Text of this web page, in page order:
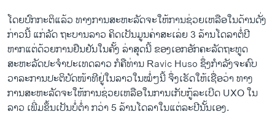
ໂດຍ​ປົກກະຕິ​ແລ້ວ ທາງ​ການ​ສະຫະລັດ​ຈະ​ໃຫ້ການ​ຊ່ວຍ​ເຫລື​ອ​ໃນ​ດ້ານ​ດັ່ງ
ກ່າວ​ນີ້ ​ແກ່​ລັດ ຖະບານ​ລາວ ​ຄິດເປັນ​ມູນ​ຄ່າ​ສະ​ເລ່ຍ 3 ລ້ານ​ໂດ​ລາ​ຕໍ່​ປີ
ຫາກ​ແຕ່​ດ້ວຍ​ການ​ຢືນຢັນ​ໃນ​ຄັ້ງ​ ລ່າ​ສຸດ​ນີ້​ ຂອງ​ເອກ​ອັກຄະ​ລັດຖະທູດ
ສະຫະລັດ​ປະ​ຈໍາ​ປະ​ເທດ​ລາວ ​ກໍ​ຄື​ທ່ານ Ravic Huso ຊຶ່ງ​ກໍ​າລັງ​ຈະ​ຄົບ​
ວາລະ​ການ​ປະຕິບັດ​ໜ້າ​ທີ​ຢູ່​ໃນ​ລາວ​ໃນໝໍ່ໆ​ນີ້ ຈຶ່ງ​ເຮັດ​ໃຫ້​ເຊື່ອ​ວ່າ​ ທາງ​
ການ​ສະຫະລັດ​ຈະ​ໃຫ້ການ​ຊ່ວຍ​ເຫລືອ​ໃນ​ການ​ເກັບກູ້​ລະ​ເບີດ UXO ​ໃນ​
ລາວ ​ເພີ່ມ​ຂຶ້ນ​ເປັນ​ບໍ່ຕໍ່າ ​ກວ່າ 5 ລ້ານ​ໂດ​ລາ​ໃນ​ແຕ່ລະ​ປີ​ນັ້ນ​ເອງ.